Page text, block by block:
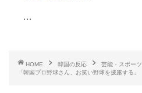
...
...
HOME 韓国の反応
芸能・スポーツ
「韓国プロ野球さん、お笑い野球を披露する」